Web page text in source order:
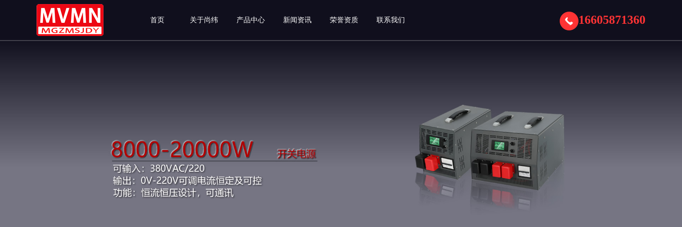
首页 关于尚纬 产品中心 新闻资讯 荣誉资质 联系我们 16605871360